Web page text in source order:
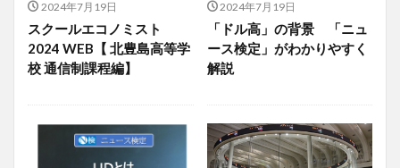
2024年7月19日
スクールエコノミスト
2024 WEB【 北豊島高等学
校 通信制課程編】
2024年7月19日
「ドル高」の背景 「ニュ
ース検定」がわかりやすく
解説